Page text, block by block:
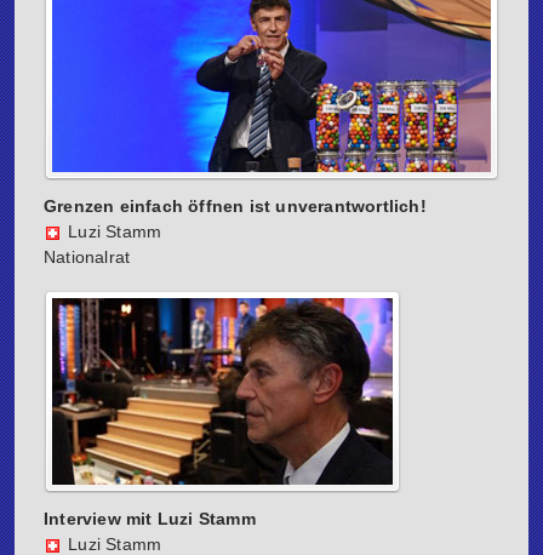
Grenzen einfach öffnen ist unverantwortlich!
Luzi Stamm
Nationalrat
Interview mit Luzi Stamm
Luzi Stamm